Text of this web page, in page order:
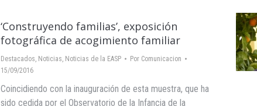
‘Construyendo familias’, exposición
fotográfica de acogimiento familiar
Destacados, Noticias, Noticias de la EASP Por Comunicacion
15/09/2016
Coincidiendo con la inauguración de esta muestra, que ha
sido cedida por el Observatorio de la Infancia de la